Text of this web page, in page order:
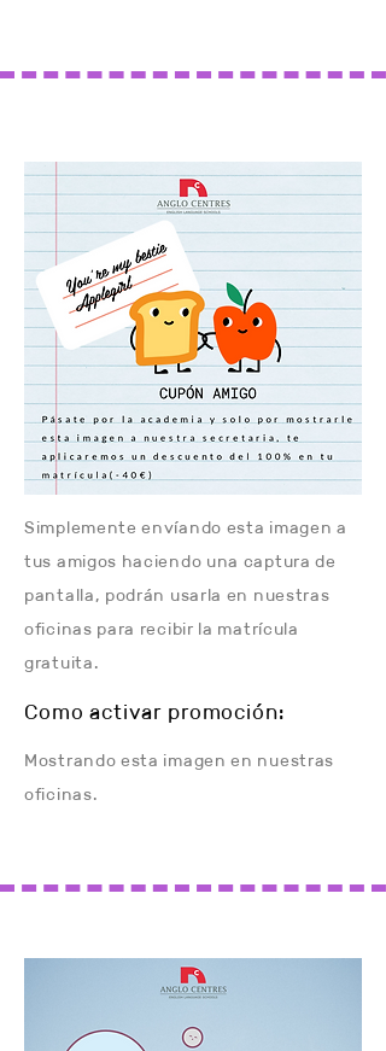
Simplemente envíando esta imagen a
tus amigos haciendo una captura de
pantalla, podrán usarla en nuestras
oficinas para recibir la matrícula
gratuita.
Como activar promoción:
Mostrando esta imagen en nuestras
oficinas.